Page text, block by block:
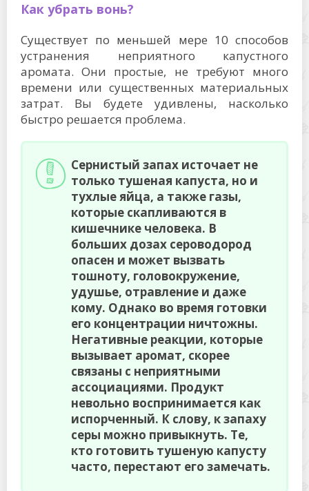
Как убрать вонь?
Существует по меньшей мере 10 способов
устранения неприятного капустного
аромата. Они простые, не требуют много
времени или существенных материальных
затрат. Вы будете удивлены, насколько
быстро решается проблема.
Сернистый запах источает не
только тушеная капуста, но и
тухлые яйца, а также газы,
которые скапливаются в
кишечнике человека. В
больших дозах сероводород
опасен и может вызвать
тошноту, головокружение,
удушье, отравление и даже
кому. Однако во время готовки
его концентрации ничтожны.
Негативные реакции, которые
вызывает аромат, скорее
связаны с неприятными
ассоциациями. Продукт
невольно воспринимается как
испорченный. К слову, к запаху
серы можно привыкнуть. Те,
кто готовить тушеную капусту
часто, перестают его замечать.